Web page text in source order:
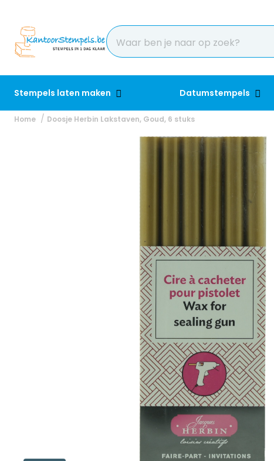
Stempels laten maken Datumstempels
Home Doosje Herbin Lakstaven, Goud, 6 stuks